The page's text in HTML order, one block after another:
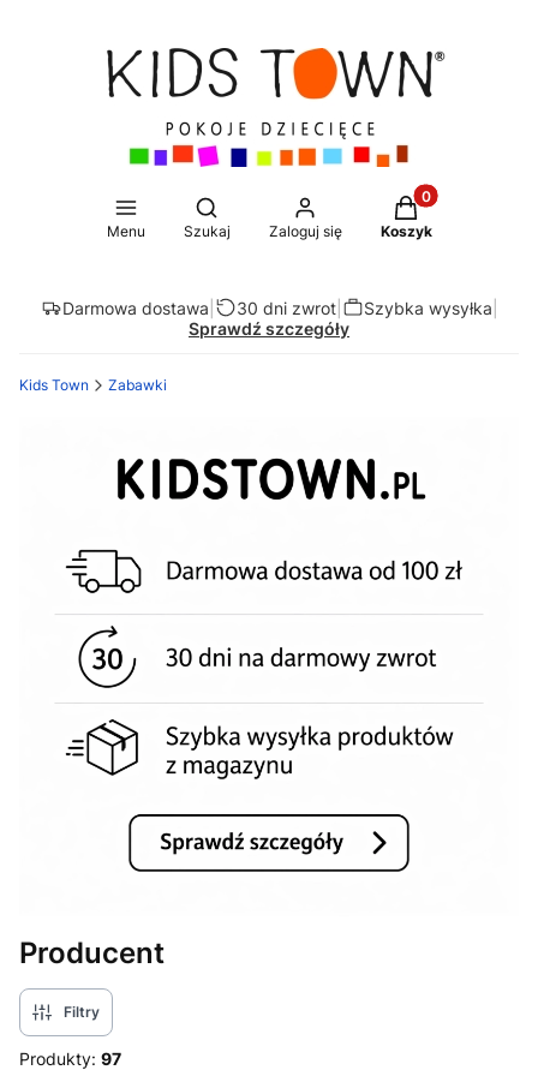
Menu
Otwórz wyszukiwarkę
Szukaj Zaloguj się
Produkty w
Koszyk
Darmowa dostawa 30 dni zwrot| Szybka wysyłka
Sprawdź szczegóły
Kids Town Zabawki
Producent
Filtry
Produkty: 97